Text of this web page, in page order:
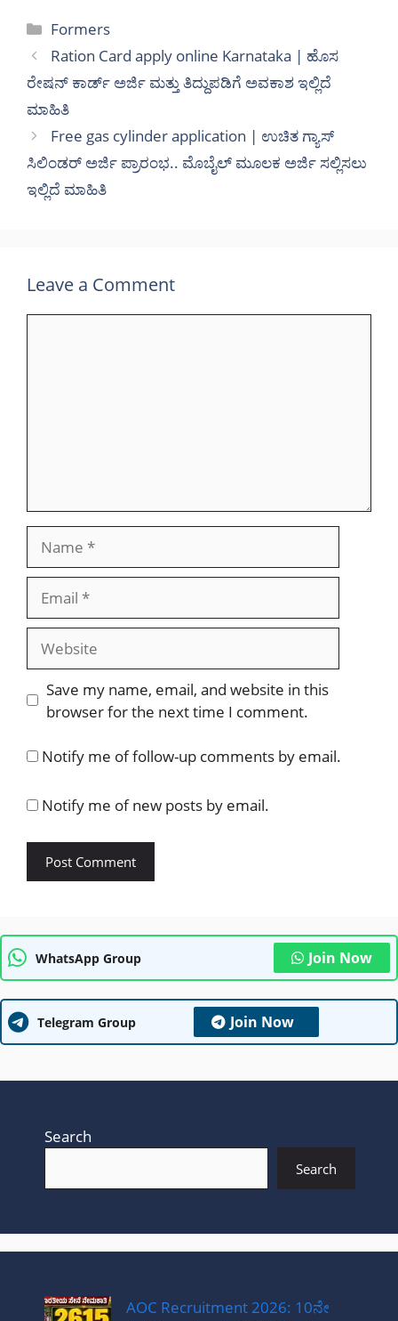
Categories
Formers
Ration Card apply online Karnataka | ಹೊಸ
ರೇಷನ್ ಕಾರ್ಡ್ ಅರ್ಜಿ ಮತ್ತು ತಿದ್ದುಪಡಿಗೆ ಅವಕಾಶ ಇಲ್ಲಿದೆ
ಮಾಹಿತಿ
Free gas cylinder application | ಉಚಿತ ಗ್ಯಾಸ್
ಸಿಲಿಂಡರ್ ಅರ್ಜಿ ಪ್ರಾರಂಭ.. ಮೊಬೈಲ್ ಮೂಲಕ ಅರ್ಜಿ ಸಲ್ಲಿಸಲು
ಇಲ್ಲಿದೆ ಮಾಹಿತಿ
Leave a Comment
Website
Save my name, email, and website in this
browser for the next time I comment.
Notify me of follow-up comments by email.
Notify me of new posts by email.
WhatsApp Group Join Now
Telegram Group Join Now
Search
Search
AOC Recruitment 2026: 10ನೇ